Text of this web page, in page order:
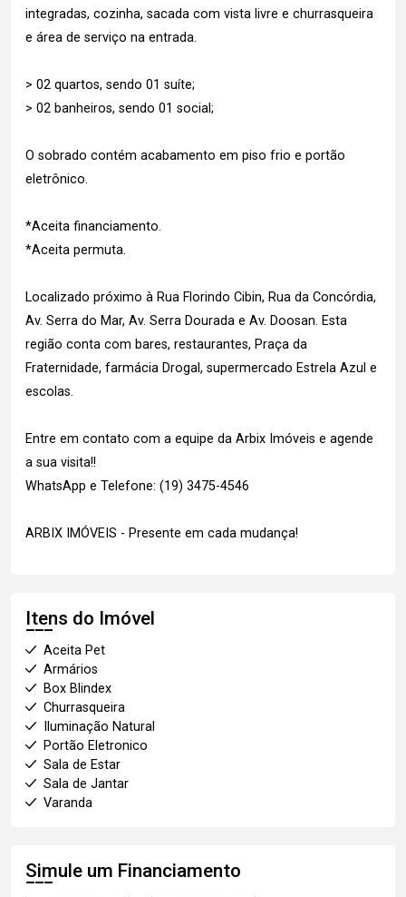
integradas, cozinha, sacada com vista livre e churrasqueira
e área de serviço na entrada.
> 02 quartos, sendo 01 suíte;
> 02 banheiros, sendo 01 social;
O sobrado contém acabamento em piso frio e portão
eletrônico.
*Aceita financiamento.
*Aceita permuta.
Localizado próximo à Rua Florindo Cibin, Rua da Concórdia,
Av. Serra do Mar, Av. Serra Dourada e Av. Doosan. Esta
região conta com bares, restaurantes, Praça da
Fraternidade, farmácia Drogal, supermercado Estrela Azul e
escolas.
Entre em contato com a equipe da Arbix Imóveis e agende
a sua visita!!
WhatsApp e Telefone: (19) 3475-4546
ARBIX IMÓVEIS - Presente em cada mudança!
Itens do Imóvel
Aceita Pet
Armários
Box Blindex
Churrasqueira
Iluminação Natural
Portão Eletronico
Sala de Estar
Sala de Jantar
Varanda
Simule um Financiamento